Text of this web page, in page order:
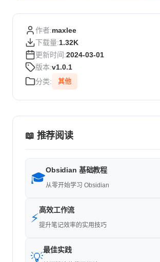
作者:maxlee
下载量:1.32K
更新时间:2024-03-01
版本:v1.0.1
分类:
其他
📖 推荐阅读
🎓
Obsidian 基础教程
从零开始学习 Obsidian
⚡
高效工作流
提升笔记效率的实用技巧
💡
最佳实践